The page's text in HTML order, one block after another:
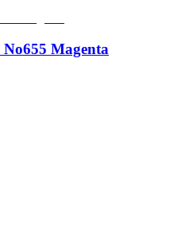
Magenta